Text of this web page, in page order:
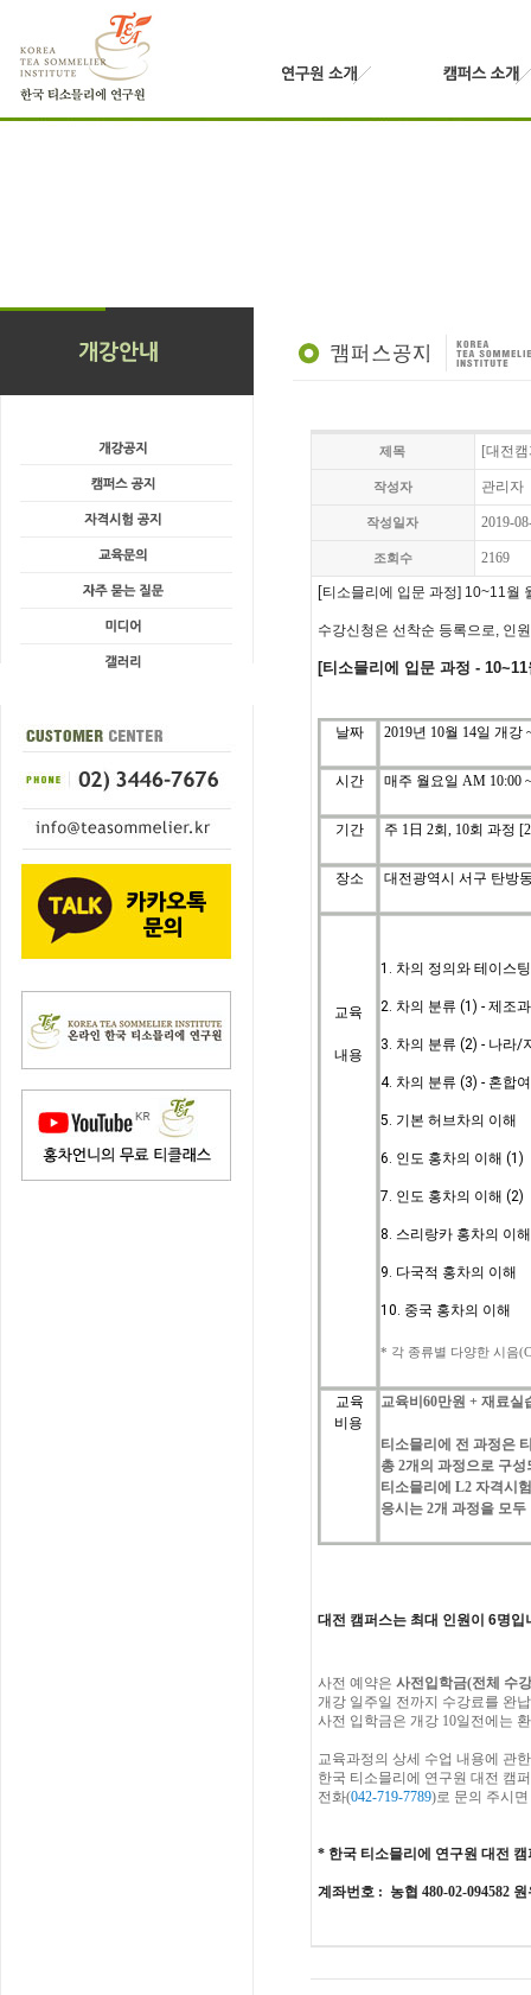
제목 [대전
작성자 관리자
작성일자 2019-
조회수 2169
[티소믈리에 입문 과정] 10~11월
수강신청은 선착순 등록으로, 인원
[티소믈리에 입문 과정 - 10~11
날짜 2019년 10월 14일 개강
시간 매주 월요일 AM 10:00
기간 주 1日 2회, 10회 과정 [2
장소 대전광역시 서구 탄방
교육
내용
1. 차의 정의와 테이스
2. 차의 분류 (1) - 제조
3. 차의 분류 (2) - 나라/
4. 차의 분류 (3) - 혼합
5. 기본 허브차의 이해
6. 인도 홍차의 이해 (1)
7. 인도 홍차의 이해 (2)
8. 스리랑카 홍차의 이해
9. 다국적 홍차의 이해
10. 중국 홍차의 이해
* 각 종류별 다양한 시음
교육
비용
교육비60만원 +재료실
티소믈리에 전 과정은
총 2개의 과정으로 구성
티소믈리에 L2 자격시
응시는 2개 과정을 모두
대전 캠퍼스는 최대 인원이 6명
사전 예약은 사전입학금(전체 수
개강 일주일 전까지 수강료를 완
사전 입학금은 개강 10일전에는
교육과정의 상세 수업 내용에 관한
한국 티소믈리에 연구원 대전 캠
전화(042-719-7789)로 문의 주시면
* 한국 티소믈리에 연구원 대전 캠
계좌번호 : 농협 480-02-094582